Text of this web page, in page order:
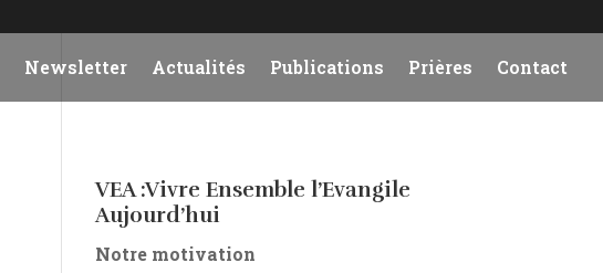
Newsletter Actualités Publications Prières Contact
VEA :Vivre Ensemble l’Evangile
Aujourd’hui
Notre motivation